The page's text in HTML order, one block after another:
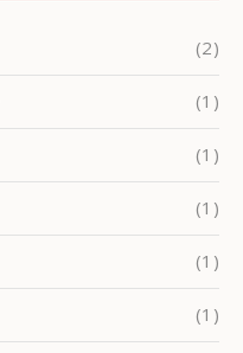
(2)
(1)
(1)
(1)
(1)
(1)